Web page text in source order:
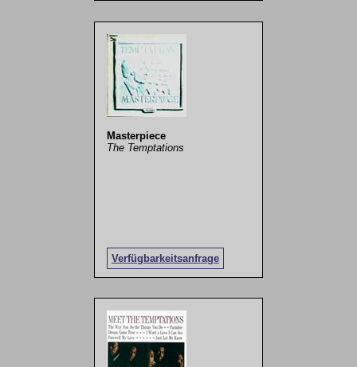
Masterpiece
The Temptations
Verfügbarkeitsanfrage